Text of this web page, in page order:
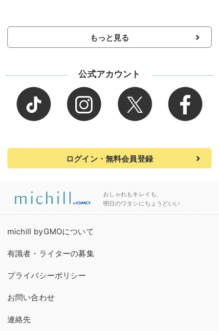
もっと見る
公式アカウント
ログイン・無料会員登録
おしゃれもキレイも、
明日のワタシにちょうどいい
michill byGMOについて
有識者・ライターの募集
プライバシーポリシー
お問い合わせ
連絡先